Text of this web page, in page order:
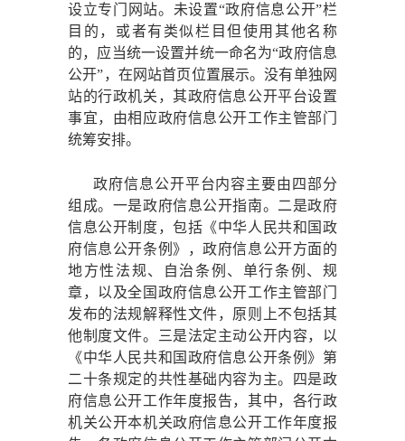
设立专门网站。未设置“政府信息公开”栏
目的，或者有类似栏目但使用其他名称
的，应当统一设置并统一命名为“政府信息
公开”，在网站首页位置展示。没有单独网
站的行政机关，其政府信息公开平台设置
事宜，由相应政府信息公开工作主管部门
统筹安排。
政府信息公开平台内容主要由四部分
组成。一是政府信息公开指南。二是政府
信息公开制度，包括《中华人民共和国政
府信息公开条例》，政府信息公开方面的
地方性法规、自治条例、单行条例、规
章，以及全国政府信息公开工作主管部门
发布的法规解释性文件，原则上不包括其
他制度文件。三是法定主动公开内容，以
《中华人民共和国政府信息公开条例》第
二十条规定的共性基础内容为主。四是政
府信息公开工作年度报告，其中，各行政
机关公开本机关政府信息公开工作年度报